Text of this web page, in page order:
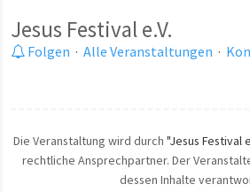
Jesus Festival e.V.
Folgen · Alle Veranstaltungen ·
Die Veranstaltung wird durch "Jesus Festival
rechtliche Ansprechpartner. Der
dessen Inhalte